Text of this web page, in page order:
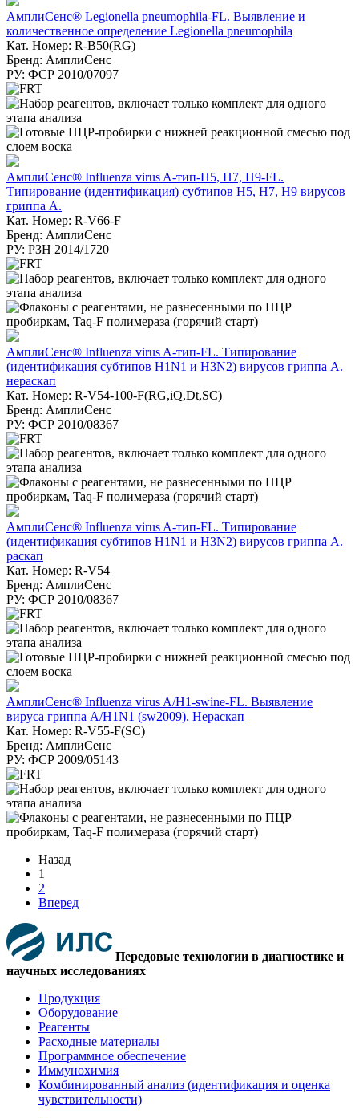
АмплиСенс® Legionella pneumophila-FL. Выявление и
количественное определение Legionella pneumophila
Кат. Номер: R-B50(RG)
Бренд: АмплиСенс
РУ: ФСР 2010/07097
АмплиСенс® Influenza virus A-тип-H5, H7, H9-FL.
Типирование (идентификация) субтипов H5, H7, H9 вирусов
гриппа А.
Кат. Номер: R-V66-F
Бренд: АмплиСенс
РУ: РЗН 2014/1720
АмплиСенс® Influenza virus A-тип-FL. Типирование
(идентификация субтипов H1N1 и H3N2) вирусов гриппа А.
нераскап
Кат. Номер: R-V54-100-F(RG,iQ,Dt,SC)
Бренд: АмплиСенс
РУ: ФСР 2010/08367
АмплиСенс® Influenza virus A-тип-FL. Типирование
(идентификация субтипов H1N1 и H3N2) вирусов гриппа А.
раскап
Кат. Номер: R-V54
Бренд: АмплиСенс
РУ: ФСР 2010/08367
АмплиСенс® Influenza virus A/H1-swine-FL. Выявление
вируса гриппа A/H1N1 (sw2009). Нераскап
Кат. Номер: R-V55-F(SC)
Бренд: АмплиСенс
РУ: ФСР 2009/05143
Назад
1
2
Вперед
Передовые технологии в диагностике и
научных исследованиях
Продукция
Оборудование
Реагенты
Расходные материалы
Программное обеспечение
Иммунохимия
Комбинированный анализ (идентификация и оценка
чувствительности)